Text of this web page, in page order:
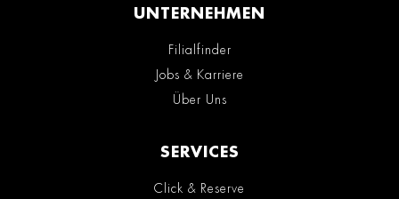
UNTERNEHMEN
Filialfinder
Jobs & Karriere
Über Uns
SERVICES
Click & Reserve